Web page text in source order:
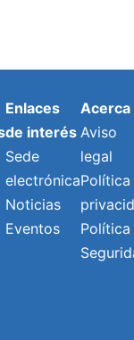
Enlaces
de interés
Sede
electrónica
Noticias
Eventos
Acerca
Aviso
legal
Política
Política